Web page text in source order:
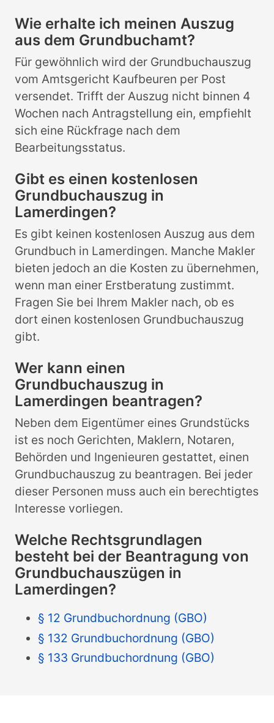
Wie erhalte ich meinen Auszug
aus dem Grundbuchamt?
Für gewöhnlich wird der Grundbuchauszug
vom Amtsgericht Kaufbeuren per Post
versendet. Trifft der Auszug nicht binnen 4
Wochen nach Antragstellung ein, empfiehlt
sich eine Rückfrage nach dem
Bearbeitungsstatus.
Gibt es einen kostenlosen
Grundbuchauszug in
Lamerdingen?
Es gibt keinen kostenlosen Auszug aus dem
Grundbuch in Lamerdingen. Manche Makler
bieten jedoch an die Kosten zu übernehmen,
wenn man einer Erstberatung zustimmt.
Fragen Sie bei Ihrem Makler nach, ob es
dort einen kostenlosen Grundbuchauszug
gibt.
Wer kann einen
Grundbuchauszug in
Lamerdingen beantragen?
Neben dem Eigentümer eines Grundstücks
ist es noch Gerichten, Maklern, Notaren,
Behörden und Ingenieuren gestattet, einen
Grundbuchauszug zu beantragen. Bei jeder
dieser Personen muss auch ein berechtigtes
Interesse vorliegen.
Welche Rechtsgrundlagen
besteht bei der Beantragung von
Grundbuchauszügen in
Lamerdingen?
§ 12 Grundbuchordnung (GBO)
§ 132 Grundbuchordnung (GBO)
§ 133 Grundbuchordnung (GBO)